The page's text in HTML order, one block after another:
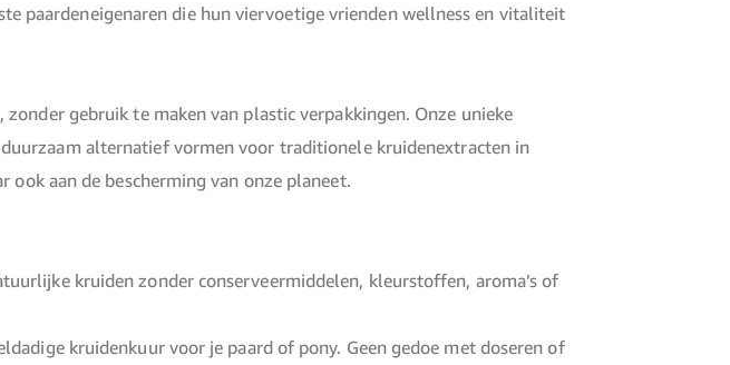
paardeneigenaren die hun viervoetige vrienden wellness en vitaliteit
gebruik te maken van plastic verpakkingen. Onze unieke
alternatief vormen voor traditionele kruidenextracten in
ook aan de bescherming van onze planeet.
kruiden zonder conserveermiddelen, kleurstoffen, aroma’s of
kruidenkuur voor je paard of pony. Geen gedoe met doseren of